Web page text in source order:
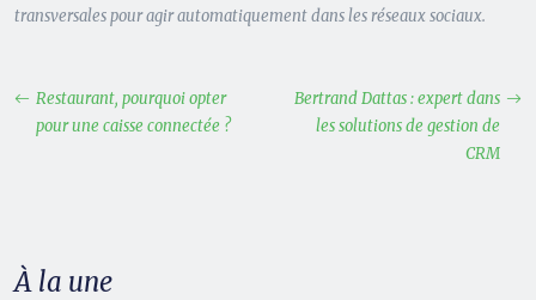
transversales pour agir automatiquement dans les réseaux sociaux.
Restaurant, pourquoi opter
pour une caisse connectée ?
Bertrand Dattas : expert dans
les solutions de gestion de
CRM
À la une